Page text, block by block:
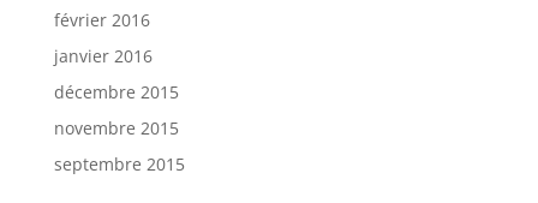
février 2016
janvier 2016
décembre 2015
novembre 2015
septembre 2015